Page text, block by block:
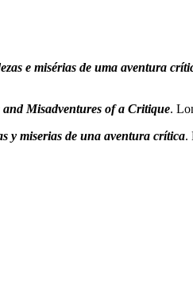
e misérias de uma aventura
Misadventures of a Critique.
y miserias de una aventura crítica.